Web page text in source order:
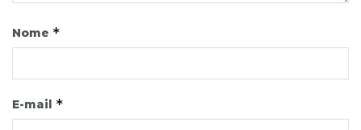
Nome *
E-mail *